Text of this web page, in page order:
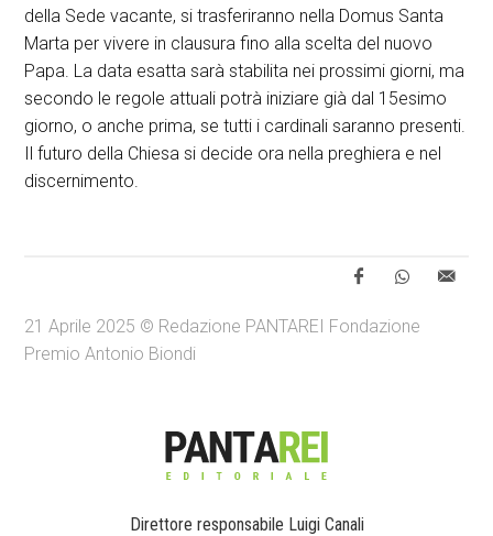
della Sede vacante, si trasferiranno nella Domus Santa
Marta per vivere in clausura fino alla scelta del nuovo
Papa. La data esatta sarà stabilita nei prossimi giorni, ma
secondo le regole attuali potrà iniziare già dal 15esimo
giorno, o anche prima, se tutti i cardinali saranno presenti.
Il futuro della Chiesa si decide ora nella preghiera e nel
discernimento.
21 Aprile 2025 © Redazione PANTAREI Fondazione
Premio Antonio Biondi
Direttore responsabile Luigi Canali